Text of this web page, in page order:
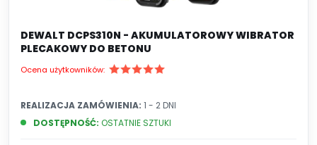
DEWALT DCPS310N - AKUMULATOROWY WIBRATOR
PLECAKOWY DO BETONU
Ocena użytkowników:
DOSTĘPNOŚĆ: OSTATNIE SZTUKI
REALIZACJA ZAMÓWIENIA: 1 - 2 DNI